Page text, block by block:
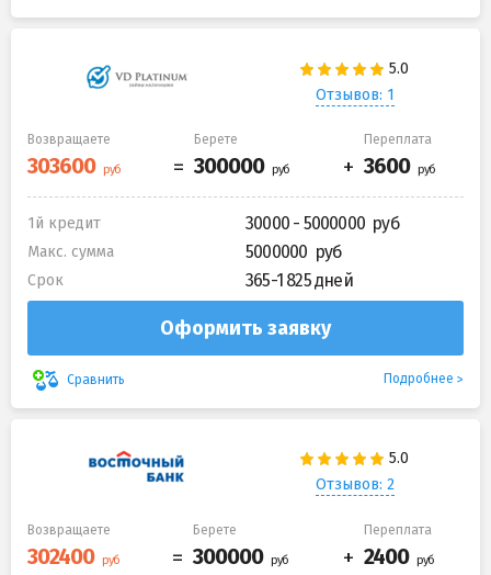
Отзывов: 1
Возвращаете Берете Переплата
1й кредит 30000 - 5000000
Макс. сумма 5000000
Срок 365-1 825 дней
Оформить заявку
Сравнить Подробнее
Отзывов: 2
Возвращаете Берете Переплата